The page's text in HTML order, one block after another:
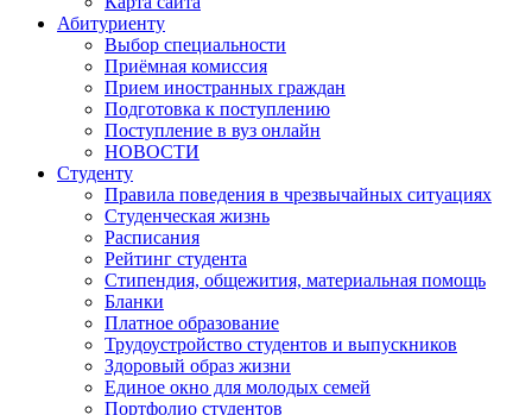
Абитуриенту
Выбор специальности
Приёмная комиссия
Прием иностранных граждан
Подготовка к поступлению
Поступление в вуз онлайн
НОВОСТИ
Студенту
Правила поведения в чрезвычайных ситуациях
Студенческая жизнь
Расписания
Рейтинг студента
Стипендия, общежития, материальная помощь
Бланки
Платное образование
Трудоустройство студентов и выпускников
Здоровый образ жизни
Единое окно для молодых семей
Портфолио студентов